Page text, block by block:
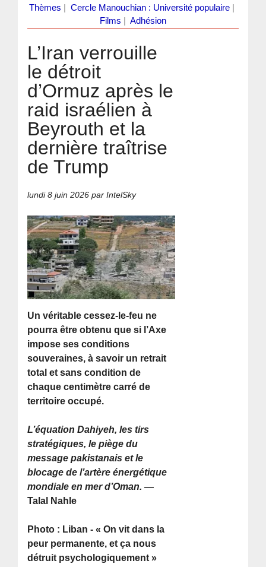
Thèmes
Cercle Manouchian : Université populaire
Films
Adhésion
L’Iran verrouille
le détroit
d’Ormuz après le
raid israélien à
Beyrouth et la
dernière traîtrise
de Trump
lundi 8 juin 2026 par IntelSky
Un véritable cessez-le-feu ne
pourra être obtenu que si l’Axe
impose ses conditions
souveraines, à savoir un retrait
total et sans condition de
chaque centimètre carré de
territoire occupé.
L’équation Dahiyeh, les tirs
stratégiques, le piège du
message pakistanais et le
blocage de l’artère énergétique
mondiale en mer d’Oman. —
Talal Nahle
Photo : Liban - « On vit dans la
peur permanente, et ça nous
détruit psychologiquement »